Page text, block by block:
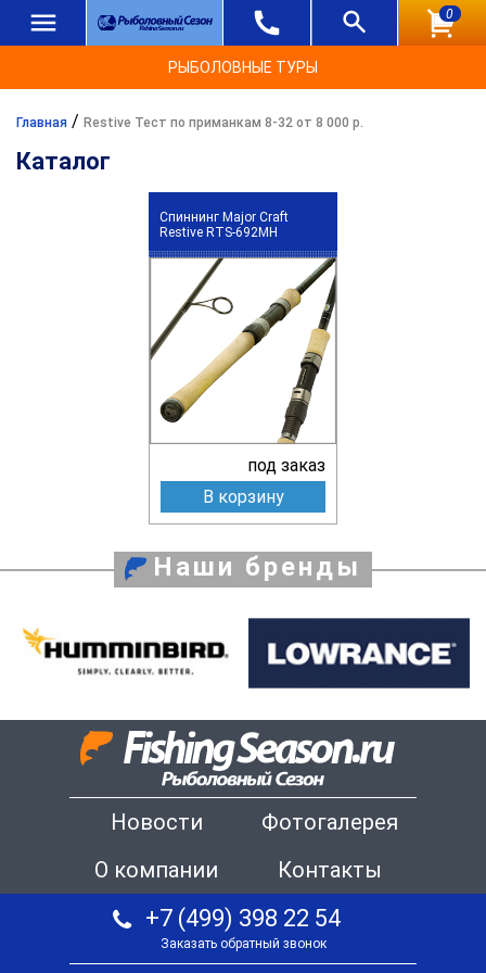
0
РЫБОЛОВНЫЕ ТУРЫ
Главная / Restive Тест по приманкам 8-32 от 8 000 р.
Каталог
Спиннинг Major Craft
Restive RTS-692MH
под заказ
В корзину
Наши бренды
Новости
Фотогалерея
О компании
Контакты
+7 (499) 398 22 54
Заказать обратный звонок